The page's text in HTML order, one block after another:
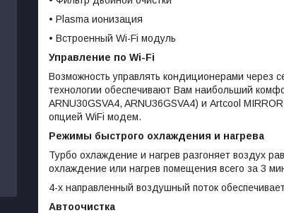
• Plasma ионизация
• Встроенный Wi-Fi модуль
Управление по Wi-Fi
Возможность управлять кондиционерами через
технологии обеспечивают Вам наибольший
ARNU30GSVA4, ARNU36GSVA4) и Artcool
опцией WiFi модем.
Режимы быстрого охлаждения и нагрева
Турбо охлаждение и нагрев разгоняет воздух
охлаждение или нагрев помещения всего за 3
4-х направленный воздушный поток
Автоочистка